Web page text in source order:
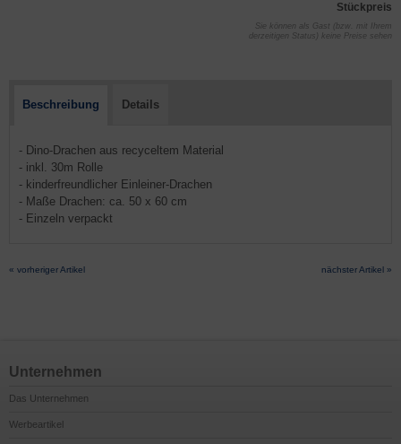
Stückpreis
Sie können als Gast (bzw. mit Ihrem
derzeitigen Status) keine Preise sehen
Beschreibung Details
- Dino-Drachen aus recyceltem Material
- inkl. 30m Rolle
- kinderfreundlicher Einleiner-Drachen
- Maße Drachen: ca. 50 x 60 cm
- Einzeln verpackt
« vorheriger Artikel nächster Artikel »
Unternehmen
Das Unternehmen
Werbeartikel